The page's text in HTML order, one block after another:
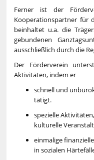
Ferner ist der
Kooperationspartner für
beinhaltet u.a. die
gebundenen
ausschließlich durch die
Der Förderverein
Aktivitäten, indem er
schnell und
tätigt.
spezielle
kulturelle
einmalige
in sozialen